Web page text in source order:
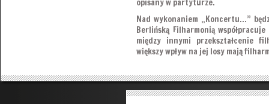
Nad wykonaniem „Koncertu…”
Berlińską Filharmonią
między innymi przekształcenie
większy wpływ na jej losy mają